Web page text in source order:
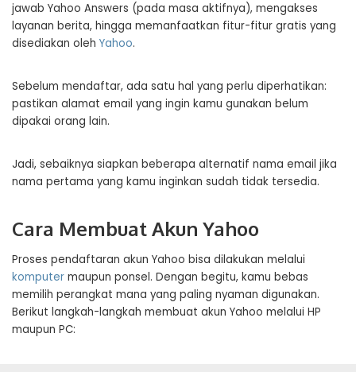
jawab Yahoo Answers (pada masa aktifnya), mengakses
layanan berita, hingga memanfaatkan fitur-fitur gratis yang
disediakan oleh Yahoo.
Sebelum mendaftar, ada satu hal yang perlu diperhatikan:
pastikan alamat email yang ingin kamu gunakan belum
dipakai orang lain.
Jadi, sebaiknya siapkan beberapa alternatif nama email jika
nama pertama yang kamu inginkan sudah tidak tersedia.
Cara Membuat Akun Yahoo
Proses pendaftaran akun Yahoo bisa dilakukan melalui
komputer maupun ponsel. Dengan begitu, kamu bebas
memilih perangkat mana yang paling nyaman digunakan.
Berikut langkah-langkah membuat akun Yahoo melalui HP
maupun PC: